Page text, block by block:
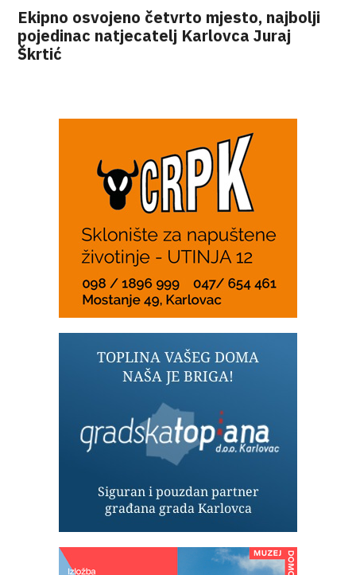
Ekipno osvojeno četvrto mjesto, najbolji
pojedinac natjecatelj Karlovca Juraj
Škrtić